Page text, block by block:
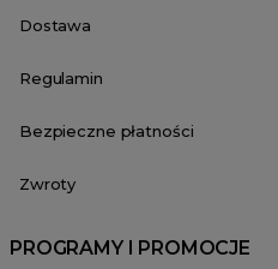
Dostawa
Regulamin
Bezpieczne płatności
Zwroty
PROGRAMY I PROMOCJE